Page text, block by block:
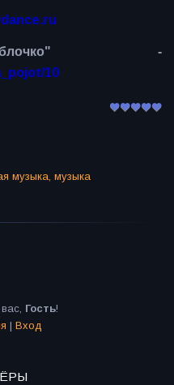
-
10
музыка, музыка
, Гость!
| Вход